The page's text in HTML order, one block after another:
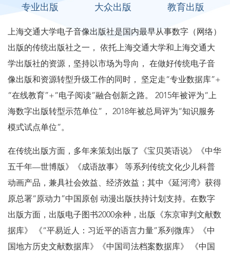
专业出版 大众出版 教育出版
上海交通大学电子音像出版社是国内最早从事数字（网络）
出版的传统出版社之一， 依托上海交通大学和上海交通大
学出版社的资源，坚持以市场为导向， 在做好传统电子音
像出版和资源转型升级工作的同时， 坚定走“专业数据库”+
“在线教育”+“电子阅读”融合创新之路。 2015年被评为“上
海数字出版转型示范单位”， 2018年被总局评为“知识服务
模式试点单位”。
在传统出版方面，多年来策划出版了《宝贝英语说》《中华
五千年—世博版》《成语故事》 等系列传统文化少儿科普
动画产品，兼具社会效益、经济效益；其中《延河湾》获得
原总署“原动力”中国原创 动漫出版扶持计划支持。在数字
出版方面，出版电子图书2000余种，出版《东京审判文献数
据库》 《“平易近人：习近平的语言力量”系列微库》《中
国地方历史文献数据库》《中国司法档案数据库》 《中国